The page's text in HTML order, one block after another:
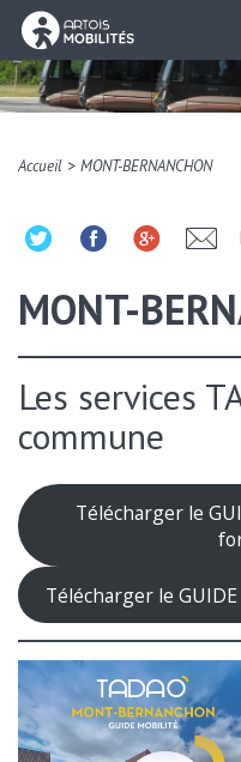
Accueil > MONT-BERNANCHON
MONT-
Les services
commune
Télécharger le
Télécharger le